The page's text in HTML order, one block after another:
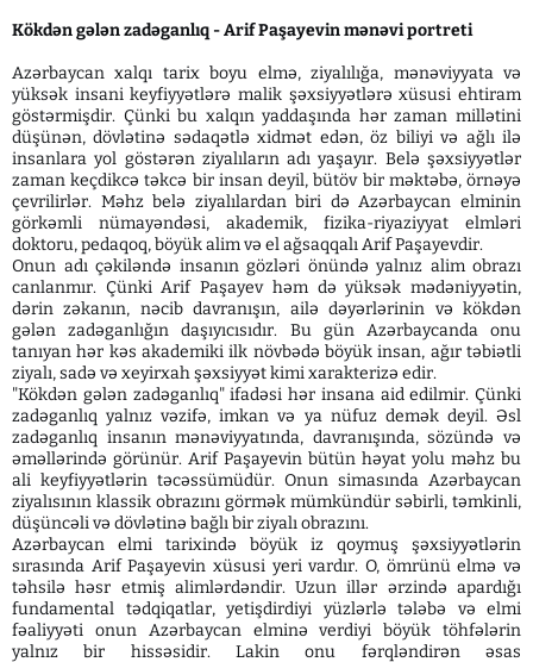
Kökdən gələn zadəganlıq - Arif Paşayevin mənəvi portreti
Azərbaycan xalqı tarix boyu elmə, ziyalılığa, mənəviyyata və
yüksək insani keyfiyyətlərə malik şəxsiyyətlərə xüsusi ehtiram
göstərmişdir. Çünki bu xalqın yaddaşında hər zaman millətini
düşünən, dövlətinə sədaqətlə xidmət edən, öz biliyi və ağlı ilə
insanlara yol göstərən ziyalıların adı yaşayır. Belə şəxsiyyətlər
zaman keçdikcə təkcə bir insan deyil, bütöv bir məktəbə, örnəyə
çevrilirlər. Məhz belə ziyalılardan biri də Azərbaycan elminin
görkəmli nümayəndəsi, akademik, fizika-riyaziyyat elmləri
doktoru, pedaqoq, böyük alim və el ağsaqqalı Arif Paşayevdir.
Onun adı çəkiləndə insanın gözləri önündə yalnız alim obrazı
canlanmır. Çünki Arif Paşayev həm də yüksək mədəniyyətin,
dərin zəkanın, nəcib davranışın, ailə dəyərlərinin və kökdən
gələn zadəganlığın daşıyıcısıdır. Bu gün Azərbaycanda onu
tanıyan hər kəs akademiki ilk növbədə böyük insan, ağır təbiətli
ziyalı, sadə və xeyirxah şəxsiyyət kimi xarakterizə edir.
"Kökdən gələn zadəganlıq" ifadəsi hər insana aid edilmir. Çünki
zadəganlıq yalnız vəzifə, imkan və ya nüfuz demək deyil. Əsl
zadəganlıq insanın mənəviyyatında, davranışında, sözündə və
əməllərində görünür. Arif Paşayevin bütün həyat yolu məhz bu
ali keyfiyyətlərin təcəssümüdür. Onun simasında Azərbaycan
ziyalısının klassik obrazını görmək mümkündür səbirli, təmkinli,
düşüncəli və dövlətinə bağlı bir ziyalı obrazını.
Azərbaycan elmi tarixində böyük iz qoymuş şəxsiyyətlərin
sırasında Arif Paşayevin xüsusi yeri vardır. O, ömrünü elmə və
təhsilə həsr etmiş alimlərdəndir. Uzun illər ərzində apardığı
fundamental tədqiqatlar, yetişdirdiyi yüzlərlə tələbə və elmi
fəaliyyəti onun Azərbaycan elminə verdiyi böyük töhfələrin
yalnız bir hissəsidir. Lakin onu fərqləndirən əsas